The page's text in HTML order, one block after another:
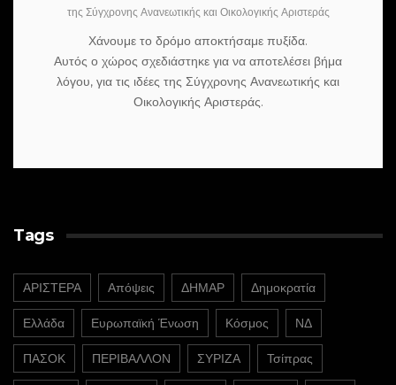
της Σύγχρονης Ανανεωτικής και Οικολογικής Αριστεράς
Χάνουμε το δρόμο αποκτήσαμε πυξίδα.
Αυτός ο χώρος σχεδιάστηκε για να αποτελέσει βήμα
λόγου, για τις ιδέες της Σύγχρονης Ανανεωτικής και
Οικολογικής Αριστεράς.
Tags
ΑΡΙΣΤΕΡΑ Απόψεις ΔΗΜΑΡ Δημοκρατία
Ελλάδα Ευρωπαϊκή Ένωση Κόσμος ΝΔ
ΠΑΣΟΚ ΠΕΡΙΒΑΛΛΟΝ ΣΥΡΙΖΑ Τσίπρας